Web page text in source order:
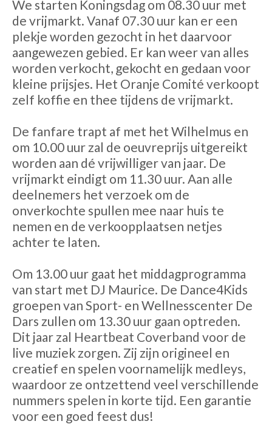
We starten Koningsdag om 08.30 uur met
de vrijmarkt. Vanaf 07.30 uur kan er een
plekje worden gezocht in het daarvoor
aangewezen gebied. Er kan weer van alles
worden verkocht, gekocht en gedaan voor
kleine prijsjes. Het Oranje Comité verkoopt
zelf koffie en thee tijdens de vrijmarkt.
De fanfare trapt af met het Wilhelmus en
om 10.00 uur zal de oeuvreprijs uitgereikt
worden aan dé vrijwilliger van jaar. De
vrijmarkt eindigt om 11.30 uur. Aan alle
deelnemers het verzoek om de
onverkochte spullen mee naar huis te
nemen en de verkoopplaatsen netjes
achter te laten.
Om 13.00 uur gaat het middagprogramma
van start met DJ Maurice. De Dance4Kids
groepen van Sport- en Wellnesscenter De
Dars zullen om 13.30 uur gaan optreden.
Dit jaar zal Heartbeat Coverband voor de
live muziek zorgen. Zij zijn origineel en
creatief en spelen voornamelijk medleys,
waardoor ze ontzettend veel verschillende
nummers spelen in korte tijd. Een garantie
voor een goed feest dus!